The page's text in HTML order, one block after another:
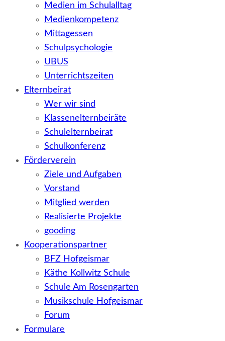
Medien im Schulalltag
Medienkompetenz
Mittagessen
Schulpsychologie
UBUS
Unterrichtszeiten
Elternbeirat
Wer wir sind
Klassenelternbeiräte
Schulelternbeirat
Schulkonferenz
Förderverein
Ziele und Aufgaben
Vorstand
Mitglied werden
Realisierte Projekte
gooding
Kooperationspartner
BFZ Hofgeismar
Käthe Kollwitz Schule
Schule Am Rosengarten
Musikschule Hofgeismar
Forum
Formulare